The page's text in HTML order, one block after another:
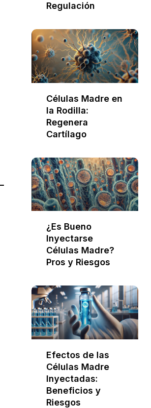
Regulación
Células Madre en
la Rodilla:
Regenera
Cartílago
¿Es Bueno
Inyectarse
Células Madre?
Pros y Riesgos
Efectos de las
Células Madre
Inyectadas:
Beneficios y
Riesgos